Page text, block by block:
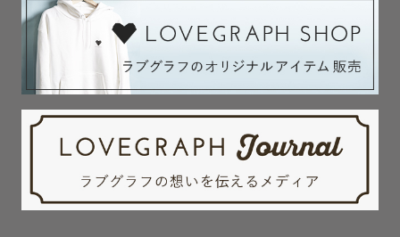
🎉サプライズ大好き🎉
誰かを驚かせたい時は私の出番です！
成功させるために、一生懸命考えます。
一緒にサプライズ時間を楽しみましょう！
あなたの家族の一員として…一緒に考え、一緒に笑い、
一緒に泣かせてください。